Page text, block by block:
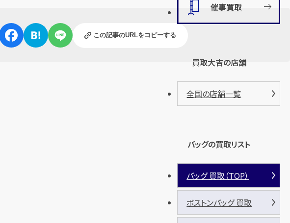
この記事のURLをコピーする
催事買取
買取大吉の店舗
全国の店舗一覧
バッグの買取リスト
バッグ 買取（TOP）
ボストンバッグ 買取